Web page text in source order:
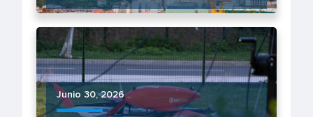
Junio 30, 2026